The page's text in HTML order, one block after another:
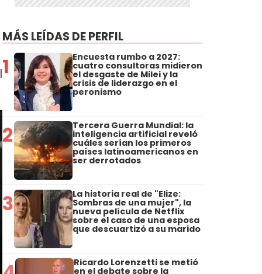
MÁS LEÍDAS DE PERFIL
1 Encuesta rumbo a 2027:
cuatro consultoras midieron
el desgaste de Milei y la
crisis de liderazgo en el
peronismo
2 Tercera Guerra Mundial: la
inteligencia artificial reveló
cuáles serían los primeros
países latinoamericanos en
ser derrotados
3 La historia real de "Elize:
Sombras de una mujer", la
nueva película de Netflix
sobre el caso de una esposa
que descuartizó a su marido
Ricardo Lorenzetti se metió
en el debate sobre la